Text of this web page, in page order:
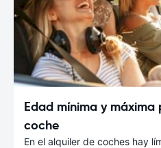
Edad mínima y
coche
En el alquiler de coches hay